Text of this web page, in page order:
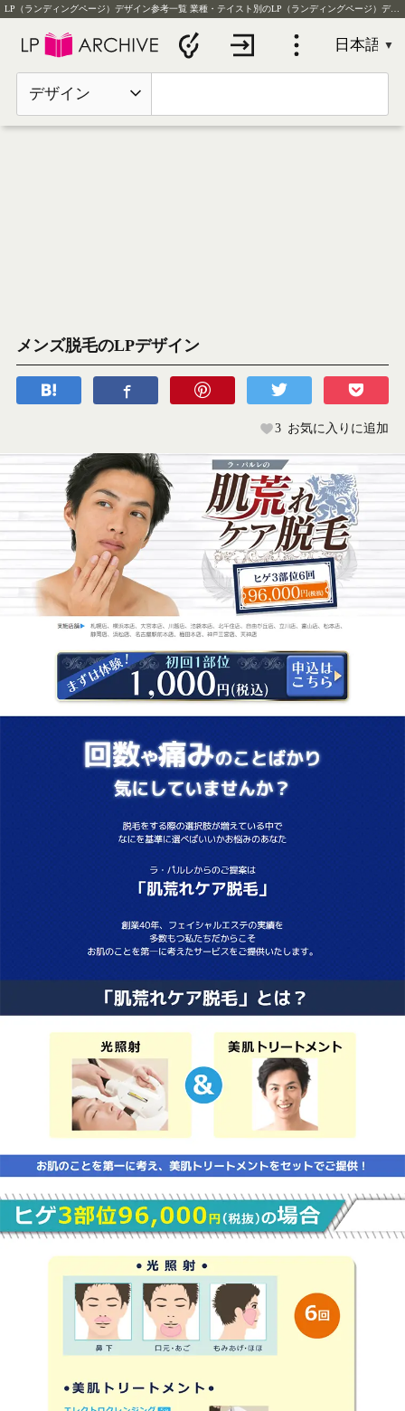
LP（ランディングページ）デザイン参考一覧 業種・テイスト別のLP（ランディングページ）デザイン実例を毎日更新
デザイン
メンズ脱毛のLPデザイン
3 お気に入りに追加